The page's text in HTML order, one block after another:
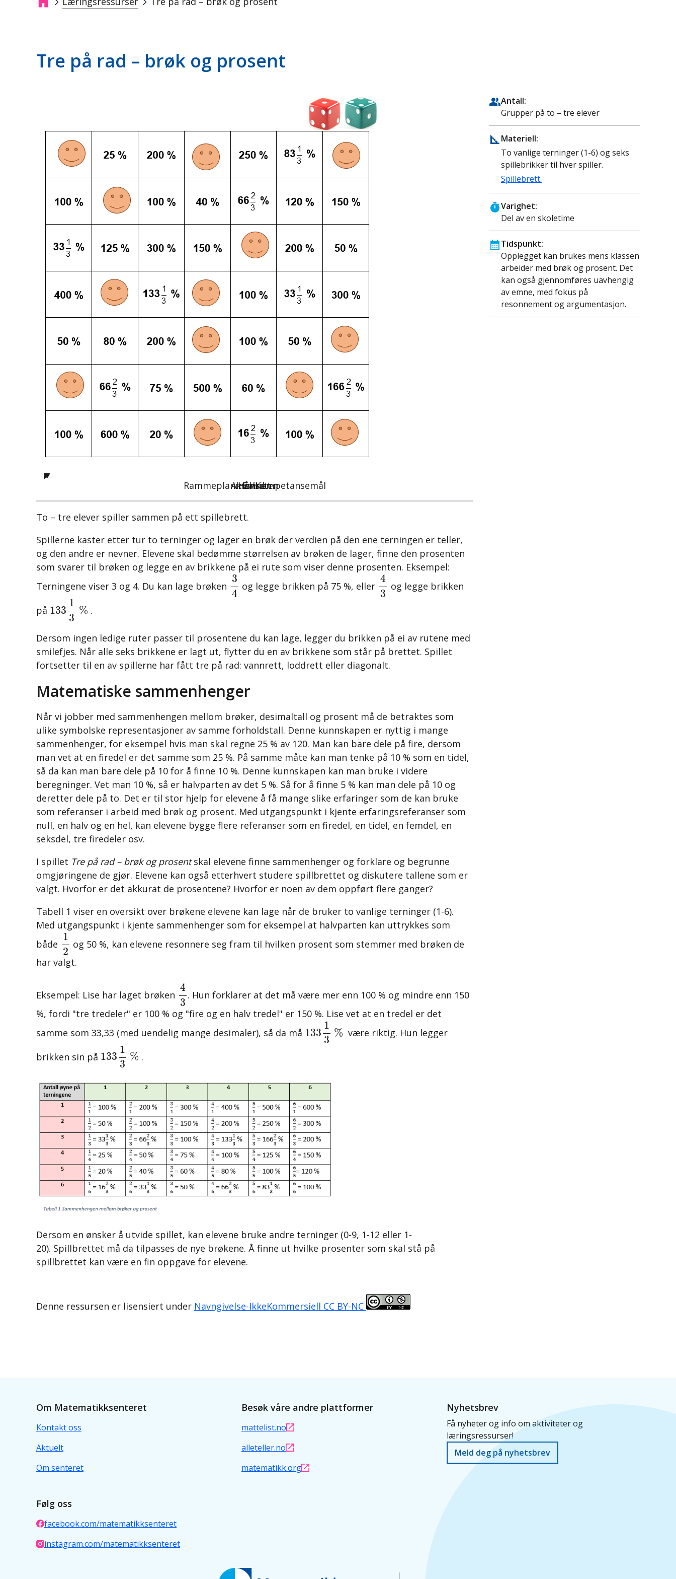
Navigasjonssti
Tre på rad – brøk og prosent
Aktiviteten
To – tre elever spiller sammen på ett spillebrett.
Spillerne kaster etter tur to terninger og lager en brøk der verdien på den ene terningen er teller,
og den andre er nevner. Elevene skal bedømme størrelsen av brøken de lager, finne den prosenten
som svarer til brøken og legge en av brikkene på ei rute som viser denne prosenten. Eksempel:
Terningene viser 3 og 4. Du kan lage brøken
3
4
34
og legge brikken på 75 %, eller
4
3
43
og legge brikken
på 133
1
3
%
1
.
Dersom ingen ledige ruter passer til prosentene du kan lage, legger du brikken på ei av rutene med
smilefjes. Når alle seks brikkene er lagt ut, flytter du en av brikkene som står på brettet. Spillet
fortsetter til en av spillerne har fått tre på rad: vannrett, loddrett eller diagonalt.
Matematiske sammenhenger
Når vi jobber med sammenhengen mellom brøker, desimaltall og prosent må de betraktes som
ulike symbolske representasjoner av samme forholdstall. Denne kunnskapen er nyttig i mange
sammenhenger, for eksempel hvis man skal regne 25 % av 120. Man kan bare dele på fire, dersom
man vet at en firedel er det samme som 25 %. På samme måte kan man tenke på 10 % som en tidel,
så da kan man bare dele på 10 for å finne 10 %. Denne kunnskapen kan man bruke i videre
beregninger. Vet man 10 %, så er halvparten av det 5 %. Så for å finne 5 % kan man dele på 10 og
deretter dele på to. Det er til stor hjelp for elevene å få mange slike erfaringer som de kan bruke
som referanser i arbeid med brøk og prosent. Med utgangspunkt i kjente erfaringsreferanser som
null, en halv og en hel, kan elevene bygge flere referanser som en firedel, en tidel, en femdel, en
seksdel, tre firedeler osv.
I spillet Tre på rad – brøk og prosentskal elevene finne sammenhenger og forklare og begrunne
omgjøringene de gjør. Elevene kan også etterhvert studere spillbrettet og diskutere tallene som er
valgt. Hvorfor er det akkurat de prosentene? Hvorfor er noen av dem oppført flere ganger?
Tabell 1 viser en oversikt over brøkene elevene kan lage når de bruker to vanlige terninger (1-6).
Med utgangspunkt i kjente sammenhenger som for eksempel at halvparten kan uttrykkes som
både
1
2
12
og 50 %, kan elevene resonnere seg fram til hvilken prosent som stemmer med brøken de
har valgt.
Eksempel: Lise har laget brøken
4
3
43
. Hun forklarer at det må være mer enn 100 % og mindre enn 150
%, fordi "tre tredeler" er 100 % og "fire og en halv tredel" er 150 %. Lise vet at en tredel er det
samme som 33,33 (med uendelig mange desimaler), så da må 133
1
3
%
13313%
være riktig. Hun legger
brikken sin på 133
1
3
%
1
.
Dersom en ønsker å utvide spillet, kan elevene bruke andre terninger (0-9, 1-12 eller 1-
20). Spillbrettet må da tilpasses de nye brøkene. Å finne ut hvilke prosenter som skal stå på
spillbrettet kan være en fin oppgave for elevene.
Hensikt
Emne
Rammeplanmål/Kompetansemål
Denne ressursen er lisensiert under Navngivelse-IkkeKommersiell CC BY-NC
Antall:
Grupper på to – tre elever
Materiell:
To vanlige terninger (1-6) og seks
spillebrikker til hver spiller.
Spillebrett.
Varighet:
Del av en skoletime
Tidspunkt:
Opplegget kan brukes mens klassen
arbeider med brøk og prosent. Det
kan også gjennomføres uavhengig
av emne, med fokus på
resonnement og argumentasjon.
Om Matematikksenteret
Kontakt oss
Aktuelt
Om senteret
Besøk våre andre plattformer
mattelist.no
alleteller.no
matematikk.org
Nyhetsbrev
Få nyheter og info om aktiviteter og
læringsressurser!
Meld deg på nyhetsbrev
Følg oss
facebook.com/matematikksenteret
instagram.com/matematikksenteret